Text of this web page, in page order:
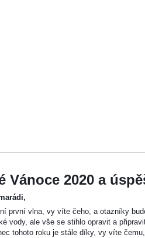
Vánoce 2020 a
první vlna, vy víte čeho, a otazníky
vody, ale vše se stihlo opravit a
tohoto roku je stále díky, vy víte